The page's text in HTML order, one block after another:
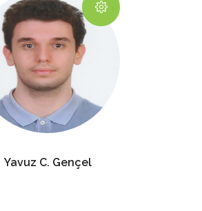
Yavuz C. Gençel